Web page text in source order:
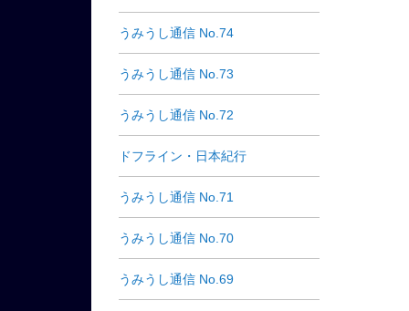
うみうし通信 No.74
うみうし通信 No.73
うみうし通信 No.72
ドフライン・日本紀行
うみうし通信 No.71
うみうし通信 No.70
うみうし通信 No.69